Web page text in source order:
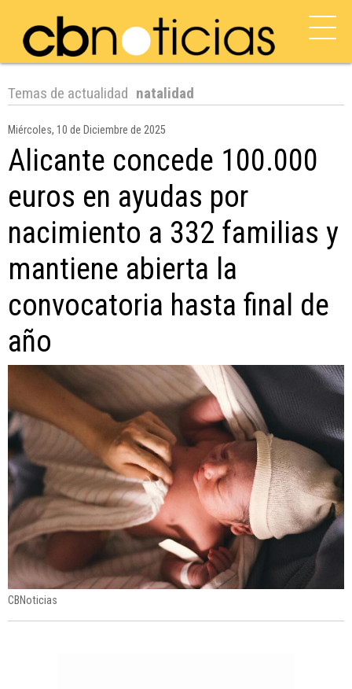
Temas de actualidad natalidad
Miércoles, 10 de Diciembre de 2025
Alicante concede 100.000
euros en ayudas por
nacimiento a 332 familias y
mantiene abierta la
convocatoria hasta final de
año
CBNoticias